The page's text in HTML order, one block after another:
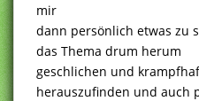
mir
dann persönlich etwas zu
das Thema drum herum
geschlichen und
herauszufinden und auch